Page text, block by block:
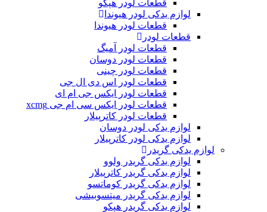
قطعات لودر هپکو
لوازم یدکی لودر هیوندا
قطعات لودر هیوندا
قطعات لودر
قطعات لودر آمیگ
قطعات لودر دوسان
قطعات لودر چینی
قطعات لودر اس دی ال جی
قطعات لودر ایکس جی ام ای
قطعات لودر ایکس سی ام جی xcmg
قطعات لودر کاترپیلار
لوازم یدکی لودر دوسان
لوازم یدکی لودر کاترپیلار
لوازم یدکی گریدر
لوازم یدکی گریدر ولوو
لوازم یدکی گریدر کاترپیلار
لوازم یدکی گریدر کوماتسو
لوازم یدکی گریدر میتسوبیشی
لوازم یدکی گریدر هپکو